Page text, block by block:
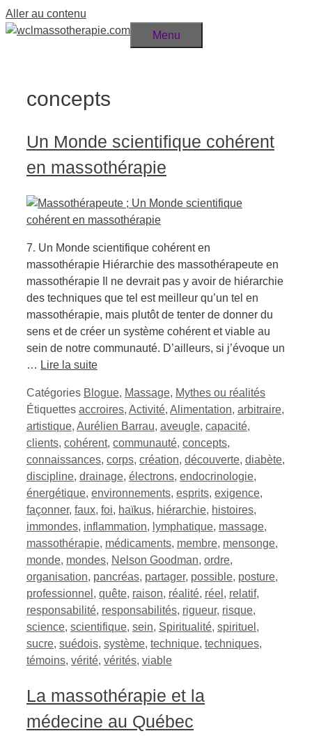
Aller au contenu
Menu
concepts
Un Monde scientifique cohérent
en massothérapie
7. Un Monde scientifique cohérent en
massothérapie Hiérarchie des massothérapeute en
massothérapie Il ne devrait pas y avoir de hiérarchie
des techniques que tel est meilleur qu’un tel en
massothérapie, mais plutôt de tenter de donner du
sens et de créer un système cohérent et viable au
sein de notre communauté. D’ailleurs, si j’évoque un
… Lire la suite
Catégories Blogue, Massage, Mythes ou réalités
Étiquettes accroires, Activité, Alimentation, arbitraire,
artistique, Aurélien Barrau, aveugle, capacité,
clients, cohérent, communauté, concepts,
connaissances, corps, création, découverte, diabète,
discipline, drainage, électrons, endocrinologie,
énergétique, environnements, esprits, exigence,
façonner, faux, foi, haïkus, hiérarchie, histoires,
immondes, inflammation, lymphatique, massage,
massothérapie, médicaments, membre, mensonge,
monde, mondes, Nelson Goodman, ordre,
organisation, pancréas, partager, possible, posture,
professionnel , quête, raison, réalité, réel , relatif,
responsabilité, responsabilités, rigueur, risque,
science, scientifique, sein, Spiritualité, spirituel ,
sucre, suédois, système, technique, techniques,
témoins, vérité, vérités, viable
La massothérapie et la
médecine au Québec